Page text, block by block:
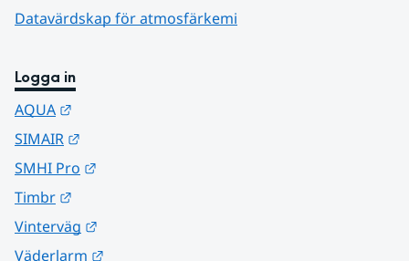
Datavärdskap för atmosfärkemi
Logga in
AQUA
SIMAIR
SMHI Pro
Timbr
Vinterväg
Väderlarm